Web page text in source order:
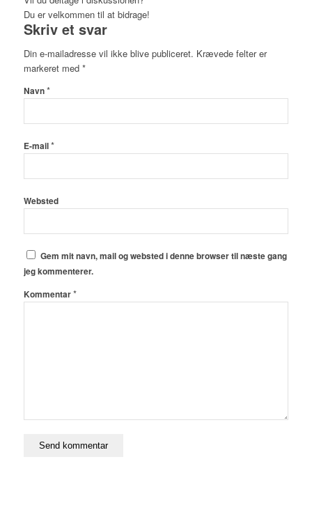
Du er velkommen til at bidrage!
Skriv et svar
Din e-mailadresse vil ikke blive publiceret. Krævede felter er
markeret med *
Navn*
E-mail*
Websted
Gem mit navn, mail og websted i denne browser til næste gang
jeg kommenterer.
Kommentar*